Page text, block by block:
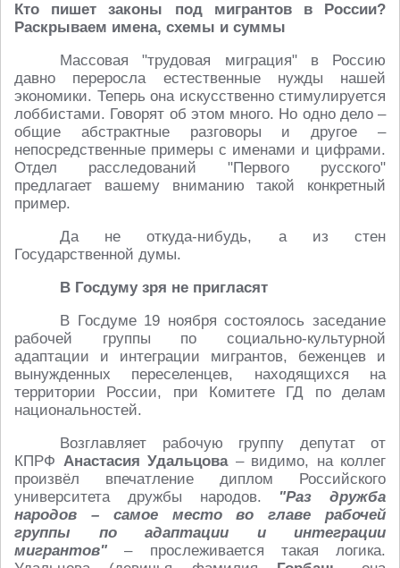
Кто пишет законы под мигрантов в России?
Раскрываем имена, схемы и суммы
Массовая "трудовая миграция" в Россию
давно переросла естественные нужды нашей
экономики. Теперь она искусственно стимулируется
лоббистами. Говорят об этом много. Но одно дело –
общие абстрактные разговоры и другое –
непосредственные примеры с именами и цифрами.
Отдел расследований "Первого русского"
предлагает вашему вниманию такой конкретный
пример.
Да не откуда-нибудь, а из стен
Государственной думы.
В Госдуму зря не пригласят
В Госдуме 19 ноября состоялось заседание
рабочей группы по социально-культурной
адаптации и интеграции мигрантов, беженцев и
вынужденных переселенцев, находящихся на
территории России, при Комитете ГД по делам
национальностей.
Возглавляет рабочую группу депутат от
КПРФ Анастасия Удальцова – видимо, на коллег
произвёл впечатление диплом Российского
университета дружбы народов. "Раз дружба
народов – самое место во главе рабочей
группы по адаптации и интеграции
мигрантов" – прослеживается такая логика.